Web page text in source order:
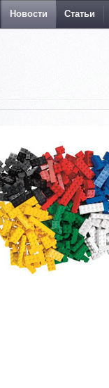
Новости Статьи